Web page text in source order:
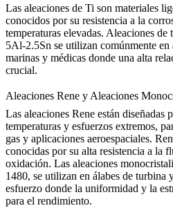
Las aleaciones de Ti son materiales
conocidos por su resistencia a la
temperaturas elevadas. Aleaciones de
5Al-2.5Sn se utilizan comúnmente en
marinas y médicas donde una alta
crucial.
Aleaciones Rene y Aleaciones
Las aleaciones Rene están diseñadas
temperaturas y esfuerzos extremos,
gas y aplicaciones aeroespaciales.
conocidas por su alta resistencia a la
oxidación. Las aleaciones
1480, se utilizan en álabes de turbina
esfuerzo donde la uniformidad y la
para el rendimiento.